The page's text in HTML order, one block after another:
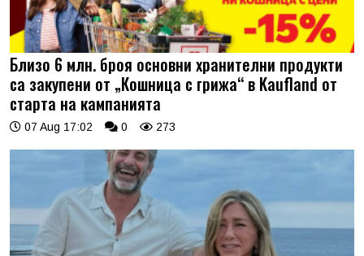
Близо 6 млн. броя основни хранителни продукти
са закупени от „Кошница с грижа“ в Kaufland от
старта на кампанията
07 Aug 17:02 0 273